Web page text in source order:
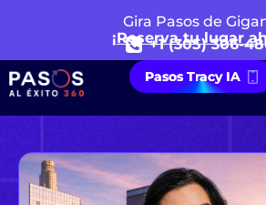
Gira Pasos de
¡Reserva tu lugar
+1 (305) 306-
Pasos Tracy IA